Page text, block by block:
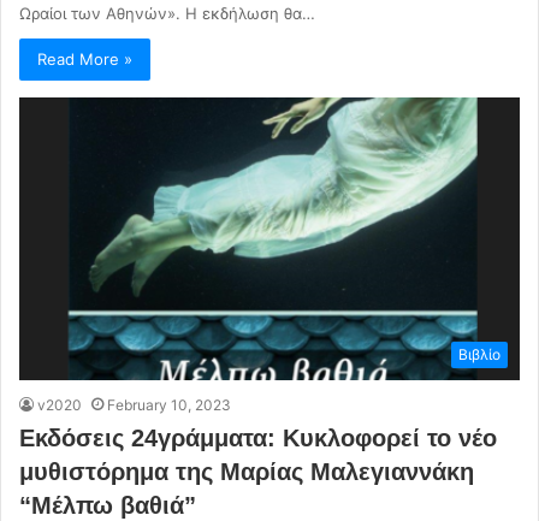
Ωραίοι των Αθηνών». Η εκδήλωση θα…
Read More »
Βιβλίο
v2020 February 10, 2023
Εκδόσεις 24γράμματα: Κυκλοφορεί το νέο
μυθιστόρημα της Μαρίας Μαλεγιαννάκη
“Μέλπω βαθιά”